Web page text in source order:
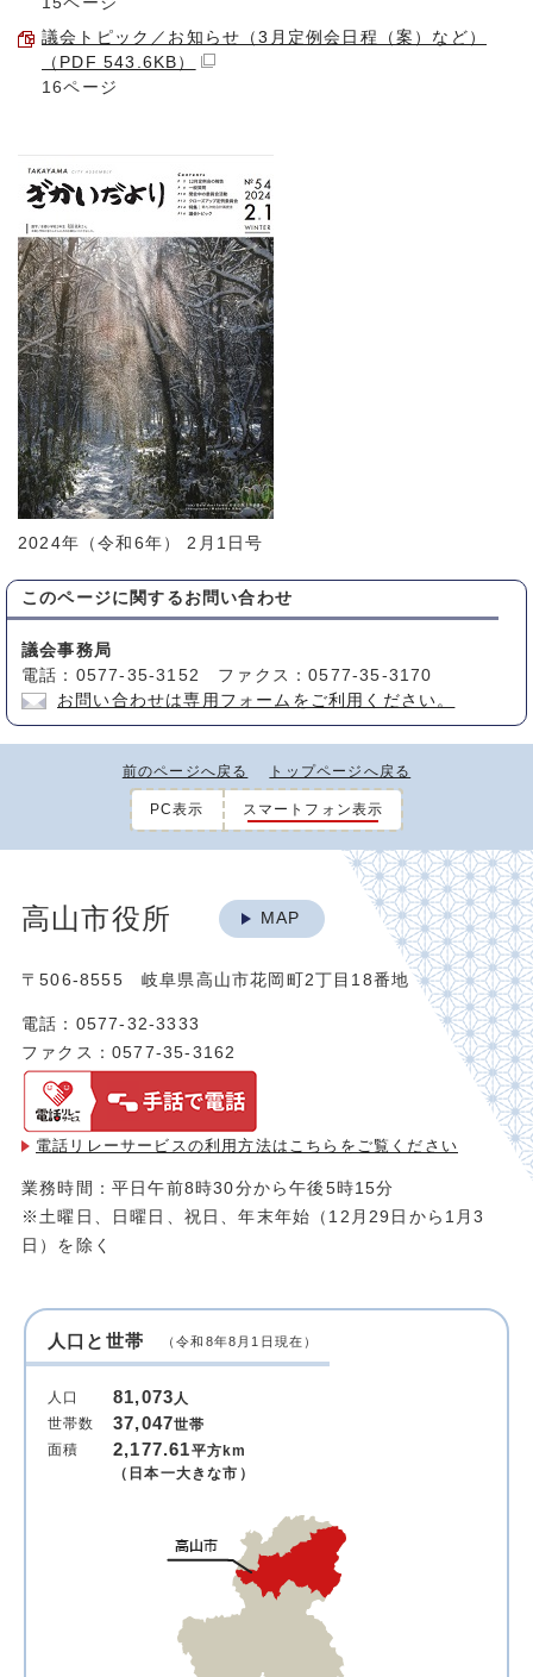
議会トピック／お知らせ（3月定例会日程（案）など）
（PDF 543.6KB）
16ページ
2024年（令和6年） 2月1日号
このページに関する お問い合わせ
議会事務局
電話：0577-35-3152 ファクス：0577-35-3170
お問い合わせは専用フォームをご利用ください。
前のページへ戻る トップページへ戻る
PC表示 スマートフォン表示
高山市役所 MAP
〒506-8555 岐阜県高山市花岡町2丁目18番地
電話：0577-32-3333
ファクス：0577-35-3162
電話リレーサービスの利用方法は こちらをご覧ください
業務時間：平日午前8時30分から午後5時15分
※土曜日、日曜日、祝日、年末年始（12月29日から1月3
日）を除く
人口と世帯 （令和8年8月1日現在）
人口 81,073人
世帯数
37,047世帯
面積
2,177.61平方km
（日本一大きな市）